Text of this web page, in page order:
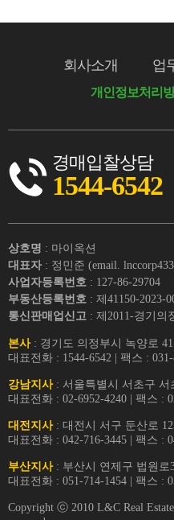
회사소개 업
개인정보처리
경매입찰상담
1544-6542
상호명 : 마이옥션
대표자 : 정민준 (email.
사업자등록번호 : 127-86-29704
부동산등록번호 : 제41150-2023-
통신판매업신고 : 제2011-경기의
본사: 경기도 의정부시 녹양로
대표전화 : 1544-6542 | 팩스 :
강남지사: 서울특별시 서초구 서
대표전화 : 02-6952-4240 | 팩스 :
대전지사: 대전시 서구 둔산로
대표전화 : 042-716-3445 | 팩스 :
부산지사: 부산시 연제구 법원로
대표전화 : 051-714-1454 | 팩스 :
Copyright ⓒ 2010 L&C Real